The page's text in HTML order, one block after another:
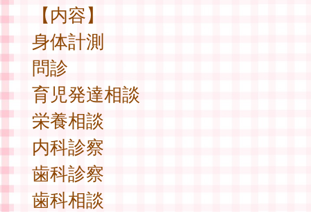
【内容】
身体計測
問診
育児発達相談
栄養相談
内科診察
歯科診察
歯科相談